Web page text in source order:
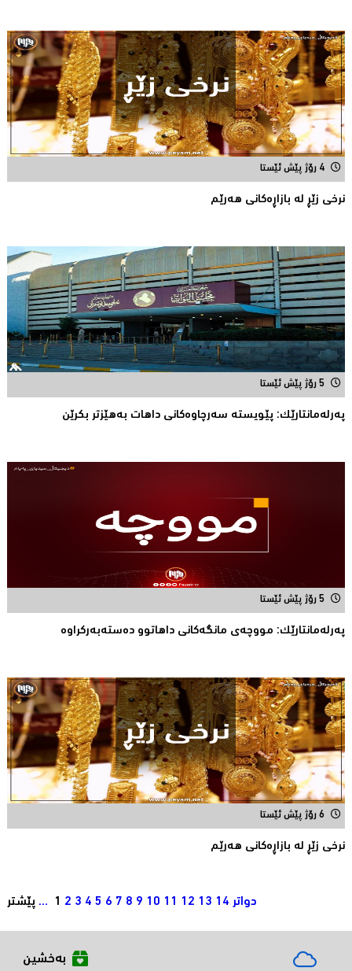
4 رۆژ پێش ئێستا
نرخى زێڕ له‌ بازاڕه‌كانی هه‌رێم
5 رۆژ پێش ئێستا
په‌رله‌مانتارێك: پێویسته‌ سه‌رچاوه‌كانی داهات به‌هێزتر بكرێن
5 رۆژ پێش ئێستا
پەرلەمانتارێک: مووچەی مانگەکانی داهاتوو دەستەبەرکراوە
6 رۆژ پێش ئێستا
نرخى زێڕ له‌ بازاڕه‌كانی هه‌رێم
دواتر 1 2 3 4 5 6 7 8 9 10 11 12 13 14
... پێشتر
بەخشین